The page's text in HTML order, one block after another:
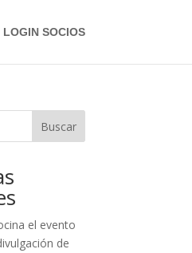
LOGIN SOCIOS
Buscar
el evento
de